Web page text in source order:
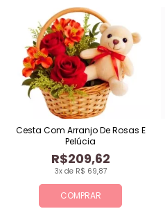
COMPRAR
3x de R$ 69,87
R$209,62
Cesta Com Arranjo De Rosas E
Pelúcia